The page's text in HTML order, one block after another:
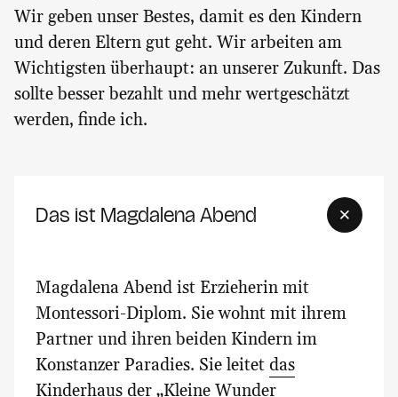
Wir geben unser Bestes, damit es den Kindern
und deren Eltern gut geht. Wir arbeiten am
Wichtigsten überhaupt: an unserer Zukunft. Das
sollte besser bezahlt und mehr wertgeschätzt
werden, finde ich.
Das ist Magdalena Abend
Magdalena Abend ist Erzieherin mit
Montessori-Diplom. Sie wohnt mit ihrem
Partner und ihren beiden Kindern im
Konstanzer Paradies. Sie leitet das
Kinderhaus der „Kleine Wunder